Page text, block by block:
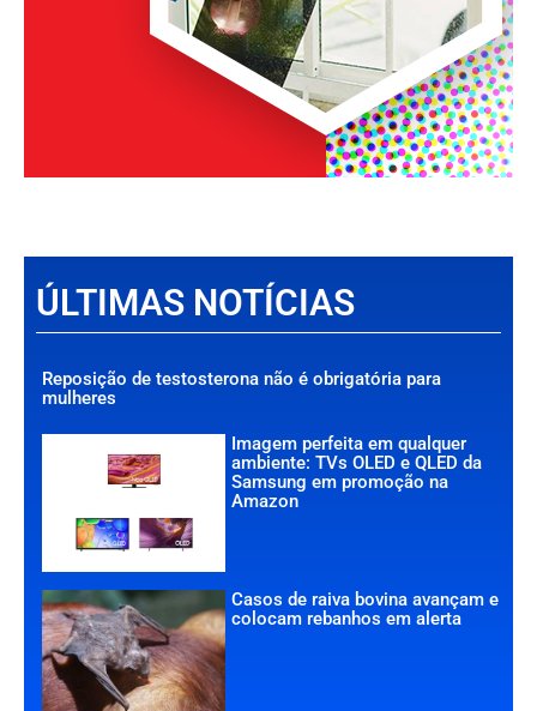
ÚLTIMAS NOTÍCIAS
Reposição de testosterona não é obrigatória para
mulheres
Imagem perfeita em qualquer
ambiente: TVs OLED e QLED da
Samsung em promoção na
Amazon
Casos de raiva bovina avançam e
colocam rebanhos em alerta